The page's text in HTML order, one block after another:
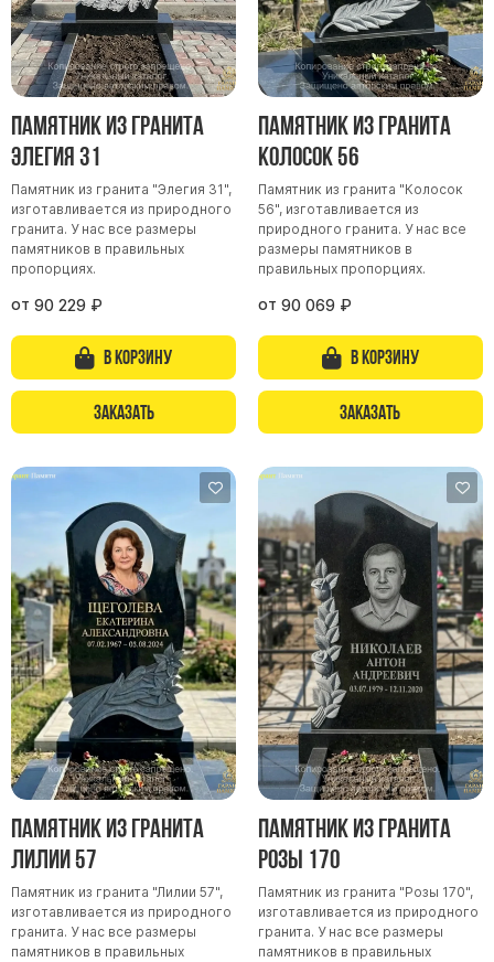
Скульптуры "Ангел" литиевые
Барельефы
Кресты
Голуби
Распятие
Скорбящие
Цветы
Памятник из гранита
Элегия 31
Памятник из гранита "Элегия 31",
изготавливается из природного
гранита. У нас все размеры
памятников в правильных
пропорциях.
от 90 229 ₽
В корзину
Заказать
Памятник из гранита
Колосок 56
Памятник из гранита "Колосок
56", изготавливается из
природного гранита. У нас все
размеры памятников в
правильных пропорциях.
от 90 069 ₽
В корзину
Заказать
Памятник из гранита
Лилии 57
Памятник из гранита "Лилии 57",
изготавливается из природного
гранита. У нас все размеры
памятников в правильных
Памятник из гранита
Розы 170
Памятник из гранита "Розы 170",
изготавливается из природного
гранита. У нас все размеры
памятников в правильных